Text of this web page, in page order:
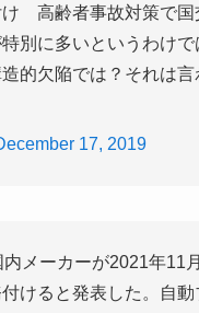
け 高齢者事故対策で国
別に多いというわけ
的欠陥では？それは言
17, 2019
メーカーが2021年11
けると発表した。自